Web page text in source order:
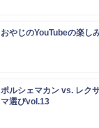
おやじのYouTubeの楽し
ポルシェマカン vs. レク
マ選びvol.13